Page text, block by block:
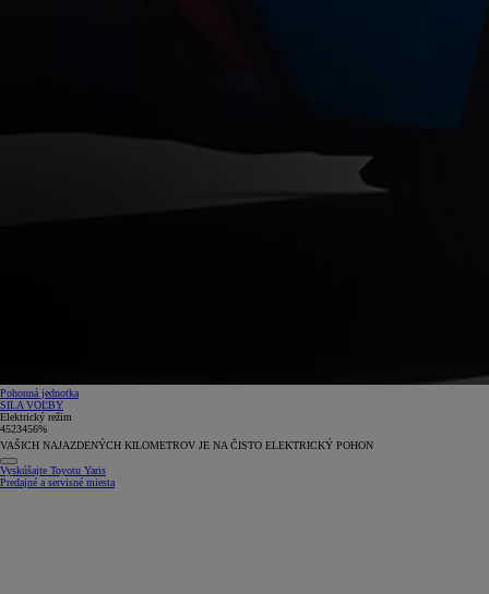
Pohonná jednotka
SILA VOĽBY
Elektrický režim
4523456%
VAŠICH NAJAZDENÝCH KILOMETROV JE NA ČISTO ELEKTRICKÝ POHON
Vyskúšajte Toyotu Yaris
Predajné a servisné miesta